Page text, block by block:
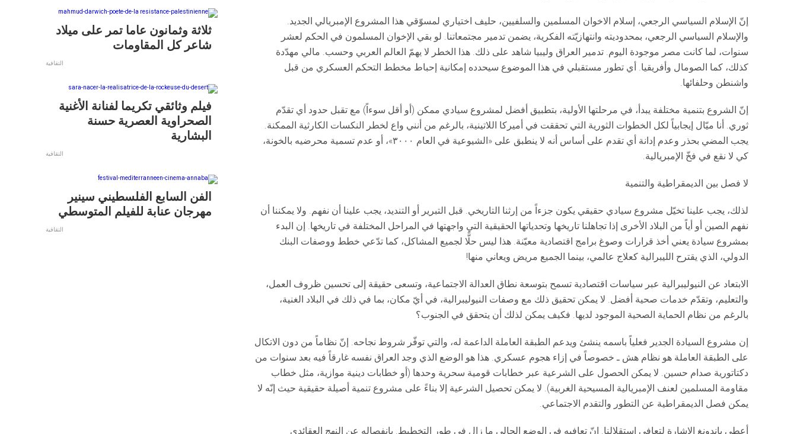
إنّ الإسلام السياسي الرجعي، إسلام الاخوان المسلمين والسلفيين، حليف اختياري لمسوّقي هذا المشروع الإمبريالي الجديد.
والإسلام السياسي الرجعي، بمحدوديته وانتهازيّته الفكرية، يضمن تدمير مجتمعاتنا. لو بقي الإخوان المسلمون في الحكم لعشر
سنوات، لما كانت مصر موجودة اليوم. تدمير العراق وليبيا شاهد على ذلك. هذا الخطر لا يهمّ العالم العربي وحسب. مالي مهدّدة
كذلك، كما الصومال وأفريقيا. أي تطور مستقبلي في هذا الموضوع سيحدده إمكانية إحباط مخطط التحكم العسكري من قبل
واشنطن وحلفائها.
إنّ الشروع بتنمية مختلفة يبدأ، في مرحلتها الأولية، بتطبيق أفضل لمشروع سيادي ممكن (أو أقل سوءاً) مع تقبل حدود أي تقدّم
ثوري. أنا ميّال إيجابياً لكل الخطوات الثورية التي تحققت في أميركا اللاتينية، بالرغم من أنني واع لخطر النكسات الكارثية الممكنة.
يجب المضي بحذر وعدم إدانة أي تقدم على أساس أنه لا ينطبق على «الشيوعية في العام ٣٠٠٠»، أو عدم تسمية محرضيه بالخونة،
كي لا نقع في فخّ الإمبريالية.
لا فصل بين الديمقراطية والتنمية
لذلك، يجب علينا تخيّل مشروع سيادي حقيقي يكون جزءاً من إرثنا التاريخي. قبل التبرير أو التنديد، يجب علينا أن نفهم. ولا يمكننا أن
نفهم الصين أو أياً من البلاد الأخرى إذا تجاهلنا تاريخها وتحدياتها الحقيقية التي واجهتها في المراحل المختلفة في تاريخها. إن البدء
بمشروع سيادة يعني أخذ قرارات وصوغ برامج اقتصادية معيّنة. هذا ليس حلًّا لجميع المشاكل، كما تدّعي خطط ووصفات البنك
الدولي، الذي يقترح الليبرالية كعلاج عالمي، بينما الجميع مريض ويعاني منها!
الابتعاد عن النيوليبرالية عبر سياسات اقتصادية تسمح بتوسعة نطاق العدالة الاجتماعية، وتسعى حقيقة إلى تحسين ظروف العمل،
والتعليم، وتقدّم خدمات صحية أفضل. لا يمكن تحقيق ذلك مع وصفات النيوليبرالية، في أيّ مكان، بما في ذلك في البلاد الغنية،
بالرغم من نظام الحماية الصحية الموجود لديها. فكيف يمكن لذلك أن يتحقق في الجنوب؟
إن مشروع السيادة الجدير فعلياً باسمه ينشئ ويدعم الطبقة العاملة الداعمة له، والتي توفّر شروط نجاحه. إنّ نظاماً من دون الاتكال
على الطبقة العاملة هو نظام هش ـ خصوصاً في إزاء هجوم عسكري. هذا هو الوضع الذي وجد العراق نفسه غارقاً فيه بعد سنوات من
دكتاتورية صدام حسين. لا يمكن الحصول على الشرعية عبر خطابات قومية سحرية وحدها (أو خطابات دينية موازية، مثل خطاب
مقاومة المسلمين لعنف الإمبريالية المسيحية الغربية). لا يمكن تحصيل الشرعية إلا بناءً على مشروع تنمية أصيلة حقيقية حيث إنّه لا
يمكن فصل الديمقراطية عن التطور والتقدم الاجتماعي.
أعطى باندونغ الإشارة لتعافي استقلالنا. إنّ تعافيه في الوضع الحالي ما زال في طور التخطيط. بانفصاله عن النهج العقائدي
ثلاثة وثمانون عاما تمر على ميلاد
شاعر كل المقاومات
التقافية
فيلم وثائقي تكريما لفنانة الأغنية
الصحراوية العصرية حسنة
البشارية
التقافية
الفن السابع الفلسطيني سينير
مهرجان عنابة للفيلم المتوسطي
التقافية